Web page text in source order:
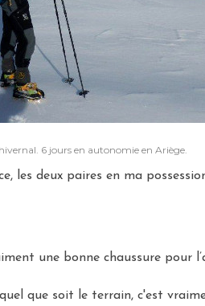
6 jours en autonomie en Ariège.
les deux paires en ma
une bonne chaussure pour
que soit le terrain, c'est